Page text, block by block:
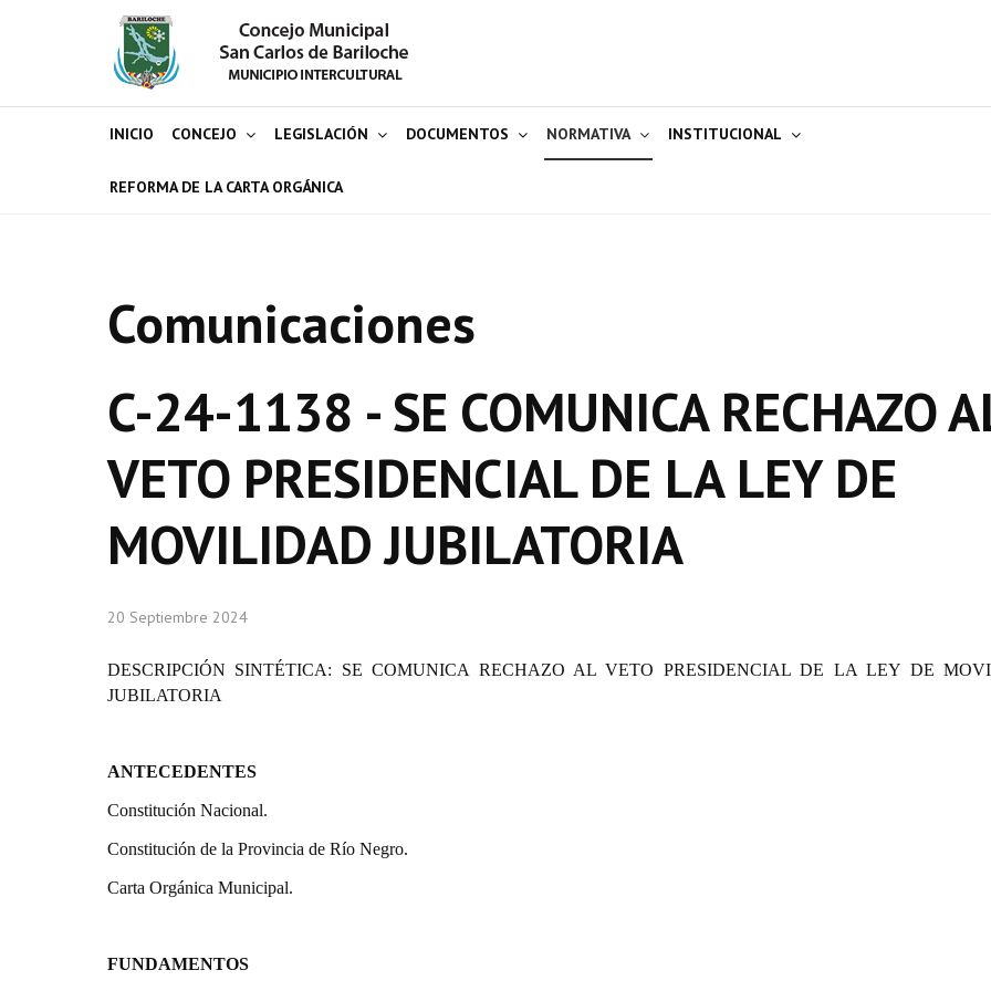
INICIO CONCEJO LEGISLACIÓN DOCUMENTOS NORMATIVA INSTITUCIONAL
REFORMA DE LA CARTA ORGÁNICA
Comunicaciones
C-24-1138 - SE COMUNICA RECHAZO
VETO PRESIDENCIAL DE LA LEY DE
MOVILIDAD JUBILATORIA
20 Septiembre 2024
DESCRIPCIÓN SINTÉTICA: SE COMUNICA RECHAZO AL VETO PRESIDENCIAL DE LA LEY DE
JUBILATORIA
ANTECEDENTES
Constitución Nacional.
Constitución de la Provincia de Río Negro.
Carta Orgánica Municipal.
FUNDAMENTOS